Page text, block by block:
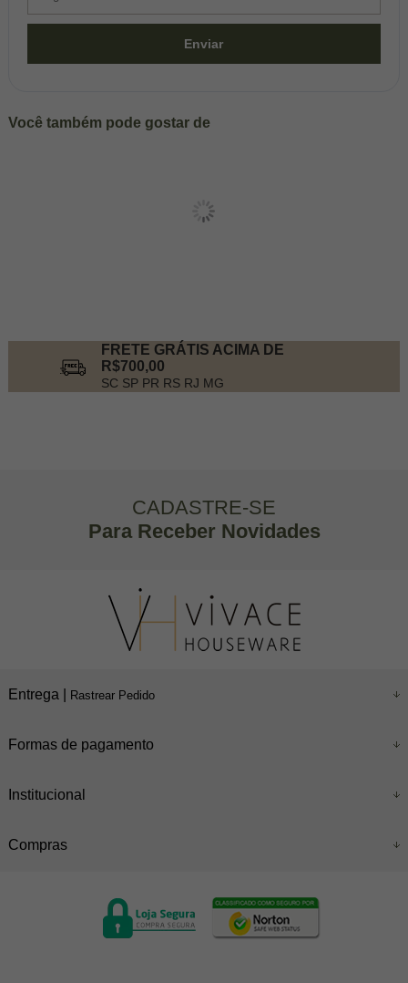
Enviar
Você também pode gostar de
FRETE GRÁTIS ACIMA DE
R$700,00
SC SP PR RS RJ MG
CADASTRE-SE
Para Receber Novidades
Entrega | Rastrear Pedido
Formas de pagamento
Institucional
Compras